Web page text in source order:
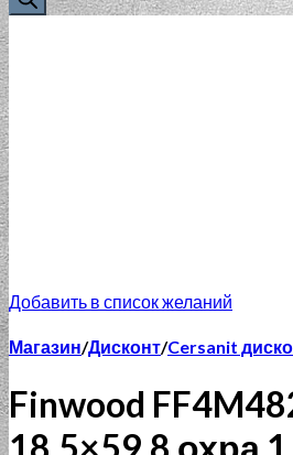
Добавить в список желаний
Магазин/Дисконт/Cersanit
Finwood